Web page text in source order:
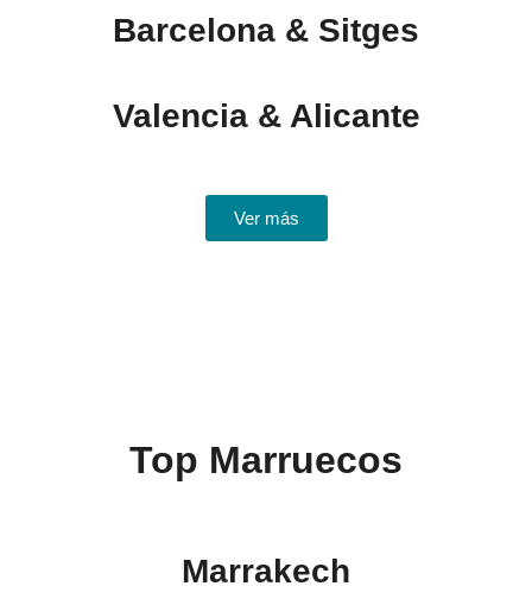
Barcelona & Sitges
Valencia & Alicante
Ver más
Top Marruecos
Marrakech